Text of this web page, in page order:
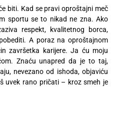
biti. Kad se pravi oproštajni meč
sportu se to nikad ne zna. Ako
respekt, kvalitetnog borca,
A poraz na oproštajnom
završetka karijere. Ja ću moju
Znaću unapred da je to taj,
nevezano od ishoda, objaviću
uvek rano pričati – kroz smeh je